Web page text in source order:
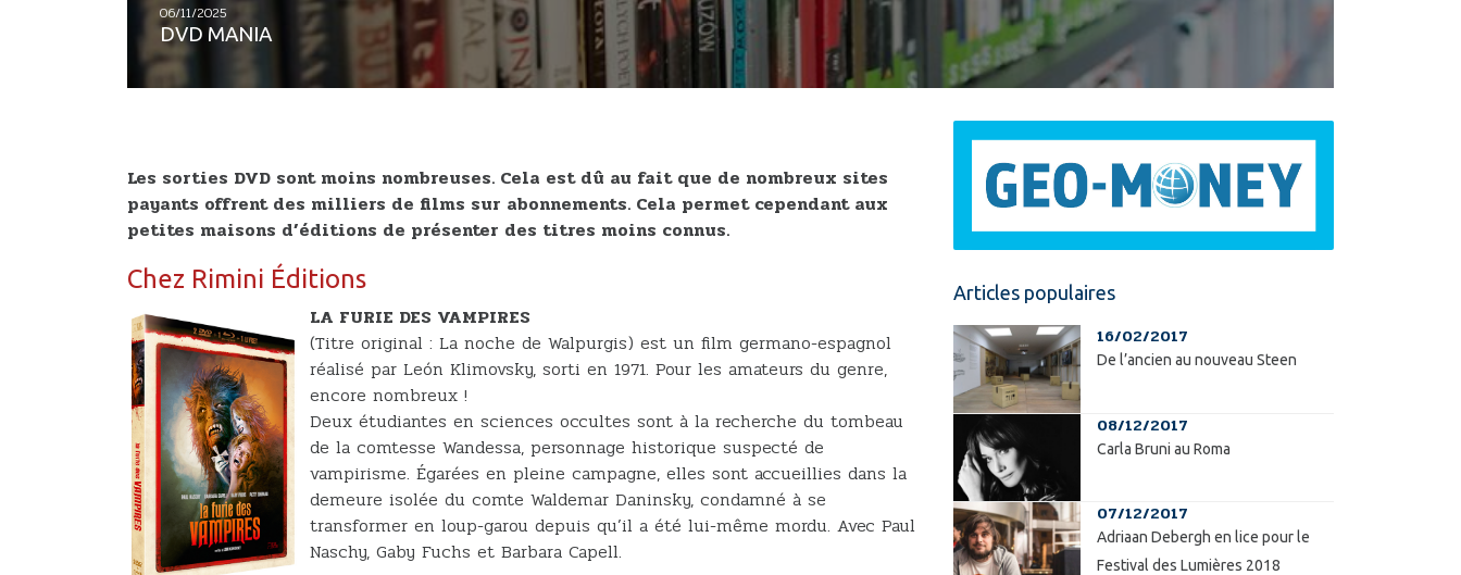
06/11/2025
DVD MANIA
Les sorties DVD sont moins nombreuses. Cela est dû au fait que de nombreux sites
payants offrent des milliers de films sur abonnements. Cela permet cependant aux
petites maisons d’éditions de présenter des titres moins connus.
Chez Rimini Éditions
LA FURIE DES VAMPIRES
(Titre original : La noche de Walpurgis) est un film germano-espagnol
réalisé par León Klimovsky, sorti en 1971. Pour les amateurs du genre,
encore nombreux !
Deux étudiantes en sciences occultes sont à la recherche du tombeau
de la comtesse Wandessa, personnage historique suspecté de
vampirisme. Égarées en pleine campagne, elles sont accueillies dans la
demeure isolée du comte Waldemar Daninsky, condamné à se
transformer en loup-garou depuis qu’il a été lui-même mordu. Avec Paul
Naschy, Gaby Fuchs et Barbara Capell.
Articles populaires
16/02/2017
De l’ancien au nouveau Steen
08/12/2017
Carla Bruni au Roma
07/12/2017
Adriaan Debergh en lice pour le
Festival des Lumières 2018